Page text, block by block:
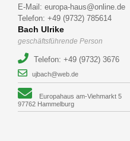
E-Mail: europa-haus@online.de
Telefon: +49 (9732) 785614
Bach Ulrike
geschäftsführende Person
Telefon: +49 (9732) 3676
ujbach@web.de
Europahaus am-Viehmarkt 5
97762 Hammelburg